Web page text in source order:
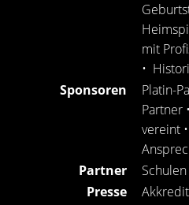
mit
•
Sponsoren
Platin-
Partner •
vereint •
Partner
Schulen
Presse